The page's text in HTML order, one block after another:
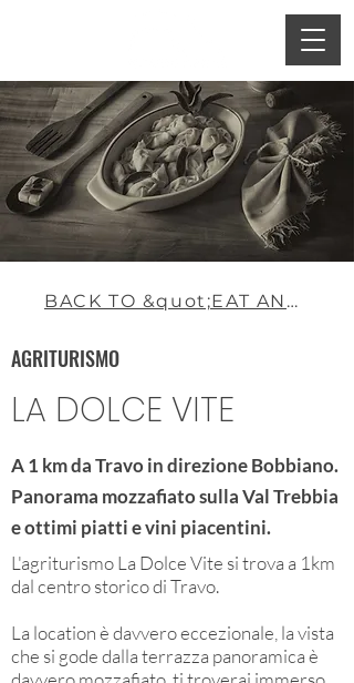
BACK TO &quot;EAT AND DRINK&quot;
AGRITURISMO
LA DOLCE VITE
A 1 km da Travo in direzione Bobbiano.
Panorama mozzafiato sulla Val Trebbia
e ottimi piatti e vini piacentini.
L'agriturismo La Dolce Vite si trova a 1km
dal centro storico di Travo.
La location è davvero eccezionale, la vista
che si gode dalla terrazza panoramica è